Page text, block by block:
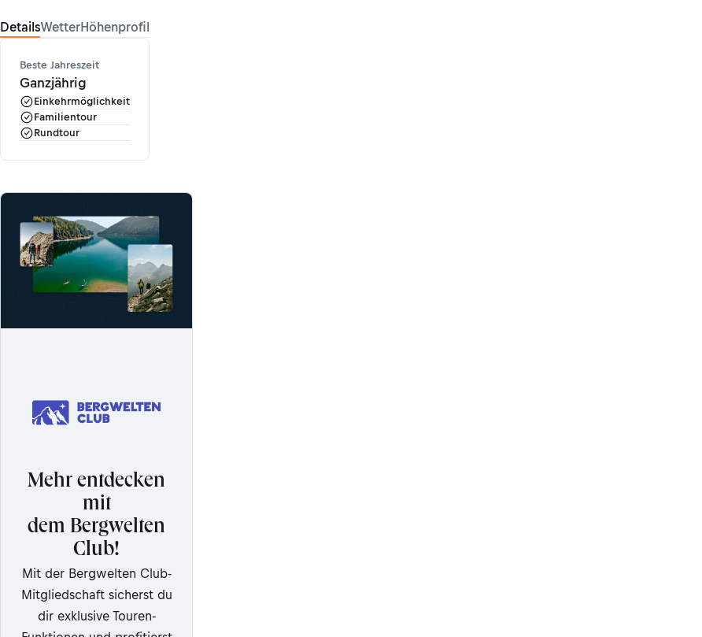
DetailsWetterHöhenprofil
Beste Jahreszeit
Ganzjährig
Einkehrmöglichkeit
Familientour
Rundtour
Mehr entdecken
mit
dem Bergwelten
Club!
Mit der Bergwelten Club-
Mitgliedschaft sicherst du
dir exklusive Touren-